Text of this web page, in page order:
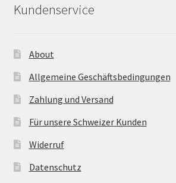
Kundenservice
About
Allgemeine Geschäftsbedingungen
Zahlung und Versand
Für unsere Schweizer Kunden
Widerruf
Datenschutz